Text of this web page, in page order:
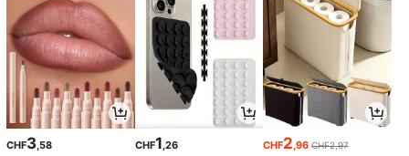
CHF3,58 CHF1,26 CHF2,96 CHF2,97